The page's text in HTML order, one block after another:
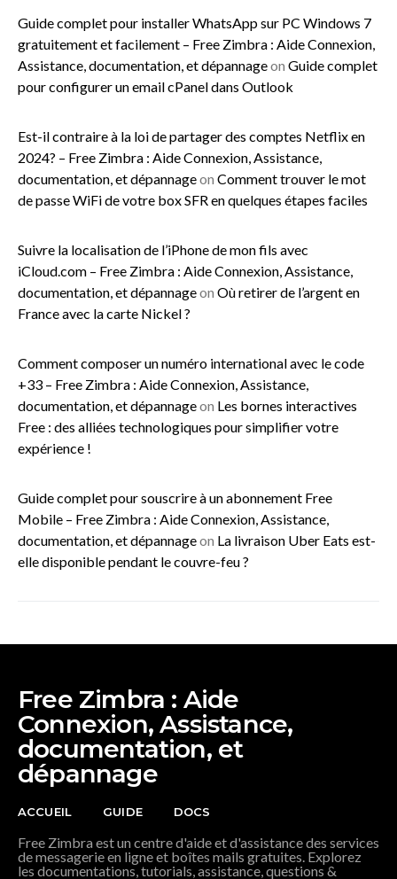
Guide complet pour installer WhatsApp sur PC Windows 7
gratuitement et facilement – Free Zimbra : Aide Connexion,
Assistance, documentation, et dépannageon Guide complet
pour configurer un email cPanel dans Outlook
Est-il contraire à la loi de partager des comptes Netflix en
2024? – Free Zimbra : Aide Connexion, Assistance,
documentation, et dépannageon Comment trouver le mot
de passe WiFi de votre box SFR en quelques étapes faciles
Suivre la localisation de l’iPhone de mon fils avec
iCloud.com – Free Zimbra : Aide Connexion, Assistance,
documentation, et dépannageon Où retirer de l’argent en
France avec la carte Nickel ?
Comment composer un numéro international avec le code
+33 – Free Zimbra : Aide Connexion, Assistance,
documentation, et dépannageon Les bornes interactives
Free : des alliées technologiques pour simplifier votre
expérience !
Guide complet pour souscrire à un abonnement Free
Mobile – Free Zimbra : Aide Connexion, Assistance,
documentation, et dépannageon La livraison Uber Eats est-
elle disponible pendant le couvre-feu ?
Free Zimbra : Aide
Connexion, Assistance,
documentation, et
dépannage
ACCUEIL GUIDE DOCS
Free Zimbra est un centre d'aide et d'assistance des services
de messagerie en ligne et boîtes mails gratuites. Explorez
les documentations, tutorials, assistance, questions &